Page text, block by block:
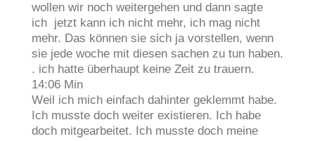
wollen wir noch weitergehen und dann sagte
ich jetzt kann ich nicht mehr, ich mag nicht
mehr. Das können sie sich ja vorstellen, wenn
sie jede woche mit diesen sachen zu tun haben.
. ich hatte überhaupt keine Zeit zu trauern.
14:06 Min
Weil ich mich einfach dahinter geklemmt habe.
Ich musste doch weiter existieren. Ich habe
doch mitgearbeitet. Ich musste doch meine